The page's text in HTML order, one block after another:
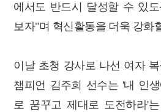
에서도 반드시 달성할 수 있
보자"며 혁신활동을 더욱 강화
이날 초청 강사로 나선 여자
챔피언 김주희 선수는 '내 인
로 꿈꾸고 제대로 도전하라'